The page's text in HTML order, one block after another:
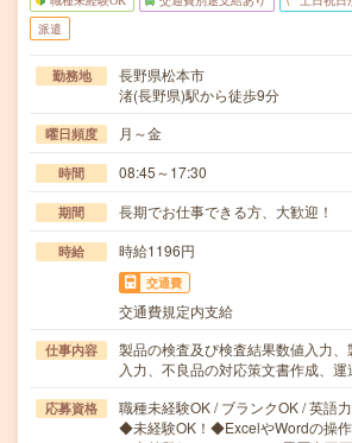
派遣
勤務地
長野県松本市
渚(長野県)駅から徒歩9分
曜日頻度 月～金
時間 08:45～17:30
期間 長期でお仕事できる方、大歓迎！
時給 時給1196円
交通費
交通費規定内支給
仕事内容
製品の検査及び検査結果数値入力
入力、不良品の対応策文書作成、
応募資格
職種未経験OK / ブランクOK / 英語
◆未経験OK！◆ExcelやWordの操